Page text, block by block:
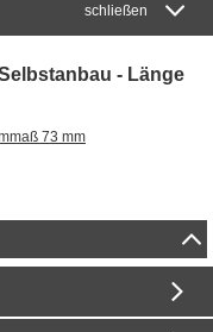
schließen
- Länge
73 mm